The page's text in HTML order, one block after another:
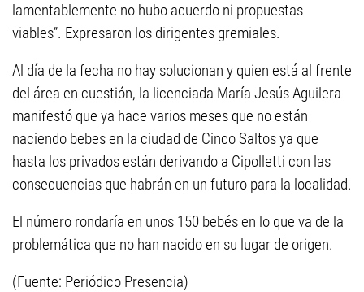
lamentablemente no hubo acuerdo ni propuestas
viables”. Expresaron los dirigentes gremiales.
Al día de la fecha no hay solucionan y quien está al frente
del área en cuestión, la licenciada María Jesús Aguilera
manifestó que ya hace varios meses que no están
naciendo bebes en la ciudad de Cinco Saltos ya que
hasta los privados están derivando a Cipolletti con las
consecuencias que habrán en un futuro para la localidad.
El número rondaría en unos 150 bebés en lo que va de la
problemática que no han nacido en su lugar de origen.
(Fuente: Periódico Presencia)